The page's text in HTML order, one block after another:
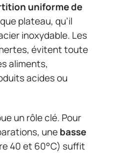
uniforme de
plateau, qu’il
inoxydable. Les
évitent toute
aliments,
acides ou
un rôle clé. Pour
unebasse
40 et 60°C) suffit